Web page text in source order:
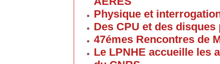
Physique et
Des CPU et des
47émes Rencontres de
Le LPNHE accueille les